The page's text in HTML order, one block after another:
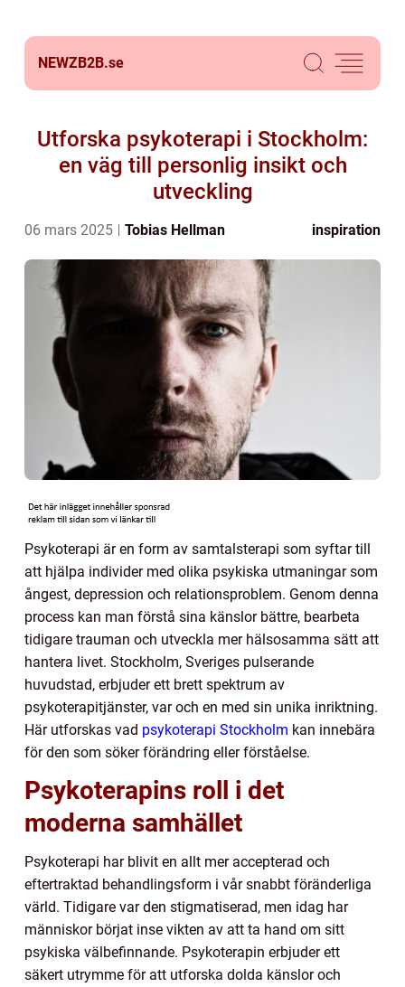
NEWZB2B.se
Utforska psykoterapi i Stockholm:
en väg till personlig insikt och
utveckling
06 mars 2025 Tobias Hellman inspiration
Psykoterapi är en form av samtalsterapi som syftar till
att hjälpa individer med olika psykiska utmaningar som
ångest, depression och relationsproblem. Genom denna
process kan man förstå sina känslor bättre, bearbeta
tidigare trauman och utveckla mer hälsosamma sätt att
hantera livet. Stockholm, Sveriges pulserande
huvudstad, erbjuder ett brett spektrum av
psykoterapitjänster, var och en med sin unika inriktning.
Här utforskas vad psykoterapi Stockholm kan innebära
för den som söker förändring eller förståelse.
Psykoterapins roll i det
moderna samhället
Psykoterapi har blivit en allt mer accepterad och
eftertraktad behandlingsform i vår snabbt föränderliga
värld. Tidigare var den stigmatiserad, men idag har
människor börjat inse vikten av att ta hand om sitt
psykiska välbefinnande. Psykoterapin erbjuder ett
säkert utrymme för att utforska dolda känslor och